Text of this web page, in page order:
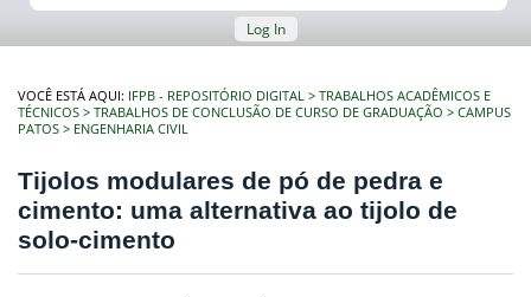
Log In
VOCÊ ESTÁ AQUI: IFPB - REPOSITÓRIO DIGITAL
TRABALHOS ACADÊMICOS E
TÉCNICOS
TRABALHOS DE CONCLUSÃO DE CURSO DE GRADUAÇÃO
CAMPUS
PATOS
ENGENHARIA CIVIL
Tijolos modulares de pó de pedra e
cimento: uma alternativa ao tijolo de
solo-cimento